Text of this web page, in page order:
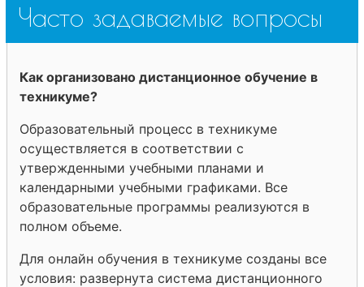
Часто задаваемые вопросы
Как организовано дистанционное обучение в
техникуме?
Образовательный процесс в техникуме
осуществляется в соответствии с
утвержденными учебными планами и
календарными учебными графиками. Все
образовательные программы реализуются в
полном объеме.
Для онлайн обучения в техникуме созданы все
условия: развернута система дистанционного